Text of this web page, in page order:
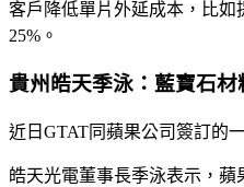
客戶降低單片外延成本，比如
25%。
貴州皓天季泳：藍寶石
近日GTAT同蘋果公司簽訂的
皓天光電董事長季泳表示，